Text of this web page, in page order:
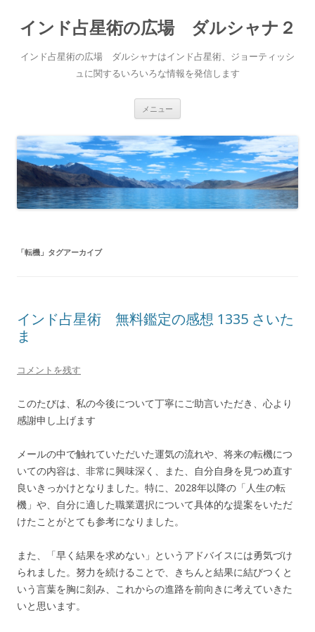
インド占星術の広場 ダルシャナ２
インド占星術の広場 ダルシャナはインド占星術、ジョーティッシ
ュに関するいろいろな情報を発信します
メニュー
ン
ツ
へ
ス
キ
ッ
プ
「転機 」タグアーカイブ
インド占星術 無料鑑定の感想 1335 さいた
ま
コメントを残す
このたびは、私の今後について丁寧にご助言いただき、心より
感謝申し上げます
メールの中で触れていただいた運気の流れや、将来の転機につ
いての内容は、非常に興味深く、また、自分自身を見つめ直す
良いきっかけとなりました。特に、2028年以降の「人生の転
機」や、自分に適した職業選択について具体的な提案をいただ
けたことがとても参考になりました。
また、「早く結果を求めない」というアドバイスには勇気づけ
られました。努力を続けることで、きちんと結果に結びつくと
いう言葉を胸に刻み、これからの進路を前向きに考えていきた
いと思います。